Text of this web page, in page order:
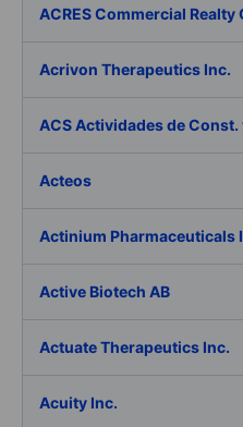
ACRES Commercial Realty
Acrivon Therapeutics Inc.
ACS Actividades de Const.
Acteos
Actinium Pharmaceuticals
Active Biotech AB
Actuate Therapeutics Inc.
Acuity Inc.